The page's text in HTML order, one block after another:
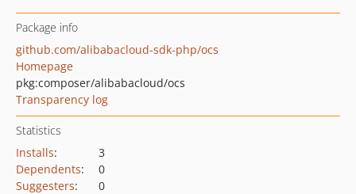
Package info
github.com/alibabacloud-sdk-php/ocs
Homepage
pkg:composer/alibabacloud/ocs
Transparency log
Statistics
Installs:
3
Dependents:
0
Suggesters:
0